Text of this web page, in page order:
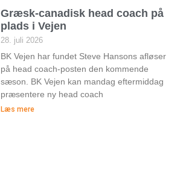
Græsk-canadisk head coach på
plads i Vejen
28. juli 2026
BK Vejen har fundet Steve Hansons afløser
på head coach-posten den kommende
sæson. BK Vejen kan mandag eftermiddag
præsentere ny head coach
Læs mere